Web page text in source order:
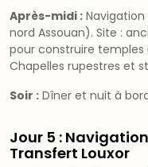
Après-midi : Navigation
nord Assouan). Site :
pour construire temples
Chapelles rupestres et
Soir : Dîner et nuit à
Jour 5 :
Transfert Louxor